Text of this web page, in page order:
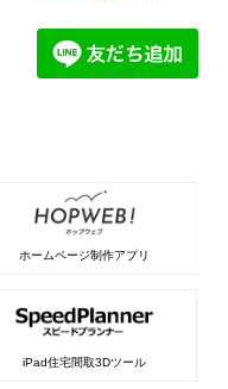
ホームページ制作アプリ
iPad住宅間取3Dツール